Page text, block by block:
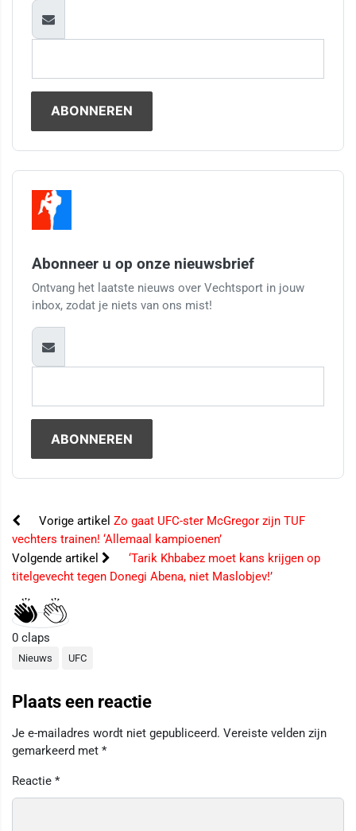
Abonneer u op onze nieuwsbrief
Ontvang het laatste nieuws over Vechtsport in jouw
inbox, zodat je niets van ons mist!
Vorige artikel Zo gaat UFC-ster McGregor zijn TUF
vechters trainen! ‘Allemaal kampioenen’
Volgende artikel
‘Tarik Khbabez moet kans krijgen op
titelgevecht tegen Donegi Abena, niet Maslobjev!’
0 claps
Nieuws UFC
Plaats een reactie
Je e-mailadres wordt niet gepubliceerd. Vereiste velden zijn
gemarkeerd met *
Reactie *